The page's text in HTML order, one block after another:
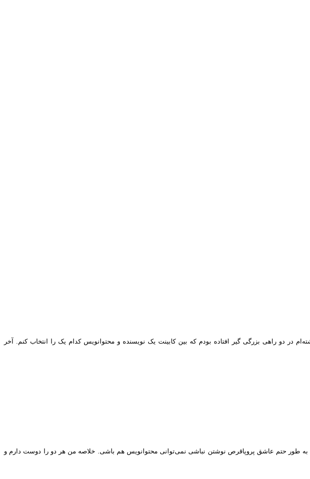
دو راهی بزرگی گیر افتاده بودم که بین کابینت یک نویسنده و محتوانویس کدام یک را انتخاب کنم. آخر
طور حتم عاشق پروپاقرص نوشتن نباشی نمی‌توانی محتوانویس هم باشی. خلاصه من هر دو را دوست دارم و